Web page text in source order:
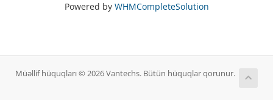
Powered by WHMCompleteSolution
Müəllif hüquqları © 2026 Vantechs. Bütün hüquqlar qorunur.